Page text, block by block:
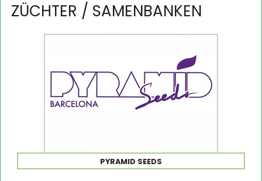
ZÜCHTER / SAMENBANKEN
PYRAMID SEEDS